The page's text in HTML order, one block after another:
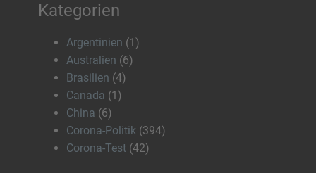
Kategorien
Argentinien (1)
Australien (6)
Brasilien (4)
Canada (1)
China (6)
Corona-Politik (394)
Corona-Test (42)